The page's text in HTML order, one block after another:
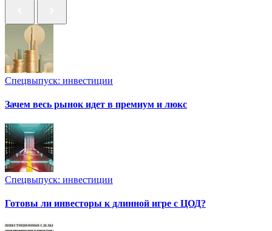
Спецвыпуск: инвестиции
Зачем весь рынок идет в премиум и люкс
Спецвыпуск: инвестиции
Готовы ли инвесторы к длинной игре с ЦОД?